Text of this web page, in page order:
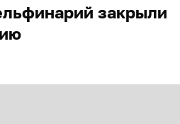
закрыли